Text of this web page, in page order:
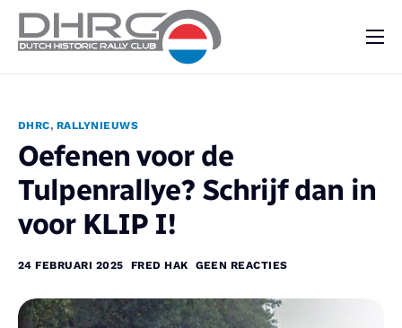
Vraag & Aanbod
Nieuws
Contact
DHRC, RALLYNIEUWS
Oefenen voor de
Tulpenrallye? Schrijf dan in
voor KLIP I!
24 FEBRUARI 2025 FRED HAK GEEN REACTIES